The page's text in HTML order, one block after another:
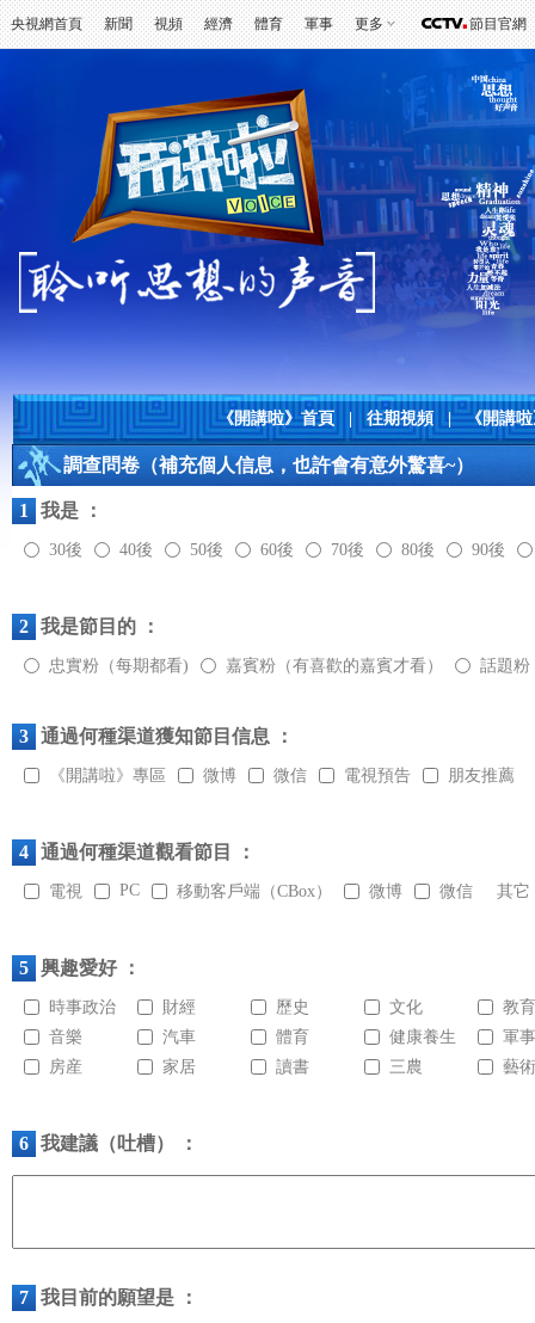
央視網首頁 新聞 視頻 經濟 體育 軍事 更多 節目官網
《開講啦》首頁 往期視頻 | 《開講
調查問卷（補充個人信息，也許會有意外驚喜~）
1 我是 ：
30後 40後 50後 60後 70後 80後 90後
2 我是節目的 ：
忠實粉（每期都看) 嘉賓粉（有喜歡的嘉賓才看） 話題粉
3 通過何種渠道獲知節目信息 ：
《開講啦》專區 微博 微信 電視預告 朋友推薦
4 通過何種渠道觀看節目 ：
電視 PC 移動客戶端（CBox） 微博 微信 其它
5 興趣愛好 ：
時事政治 財經 歷史 文化
教育
音樂
汽車 體育 健康養生
軍事
房産
家居 讀書 三農 藝術
6 我建議（吐槽） ：
7 我目前的願望是 ：